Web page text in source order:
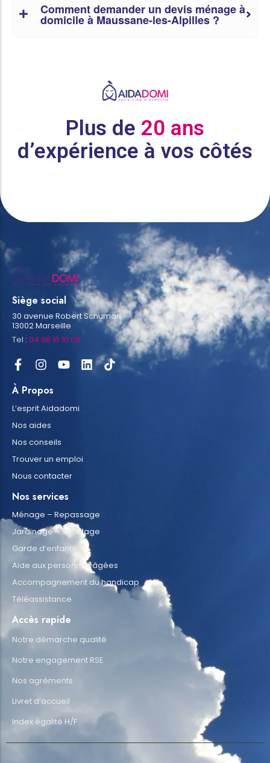
Comment demander un devis ménage à
domicile à Maussane-les-Alpilles ?
Plus de 20 ans
d’expérience à vos côtés
Siège social
30 avenue Robert Schuman
13002 Marseille
Tel : 04 96 16 10 06
À Propos
L’esprit Aidadomi
Nos aides
Nos conseils
Trouver un emploi
Nous contacter
Nos services
Ménage – Repassage
Jardinage – Bricolage
Garde d’enfants
Aide aux personnes âgées
Accompagnement du handicap
Téléassistance
Accès rapide
Notre démarche qualité
Notre engagement RSE
Nos agréments
Livret d’accueil
Index égalité H/F